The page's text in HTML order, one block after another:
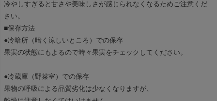
冷やしすぎると甘さや美味しさが感じられなくなるためご注意くだ
さい。
■保存方法
●冷暗所（暗く涼しいところ）での保存
果実の状態にもよるので時々果実をチェックしてください。
●冷蔵庫（野菜室）での保存
果物の呼吸による品質劣化は少なくなりますが、